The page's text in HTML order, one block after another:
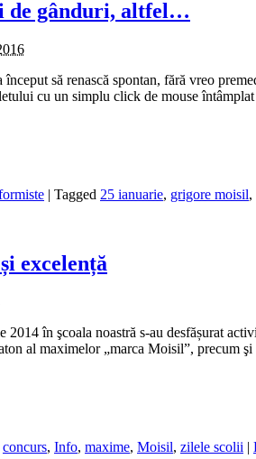
de gânduri, altfel…
început să renască spontan, fără vreo
cu un simplu click de mouse
| Tagged 25 ianuarie, grigore moisil,
excelență
2014 în şcoala noastră s-au desfășurat
al maximelor „marca Moisil”,
concurs, Info, maxime, Moisil, zilele scolii |